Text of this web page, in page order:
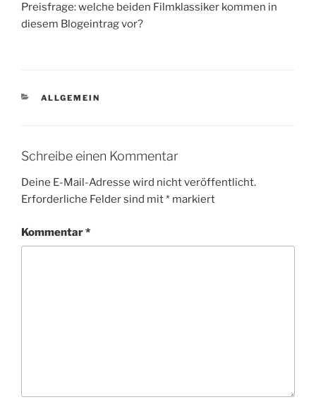
Preisfrage: welche beiden Filmklassiker kommen in
diesem Blogeintrag vor?
KATEGORIEN
ALLGEMEIN
Schreibe einen Kommentar
Deine E-Mail-Adresse wird nicht veröffentlicht.
Erforderliche Felder sind mit* markiert
Kommentar*